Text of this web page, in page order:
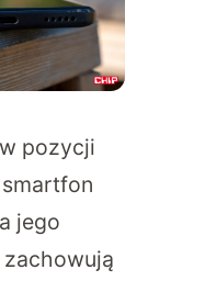
pozycji
jego